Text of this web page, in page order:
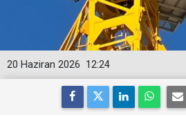
12:24
20 Haziran 2026